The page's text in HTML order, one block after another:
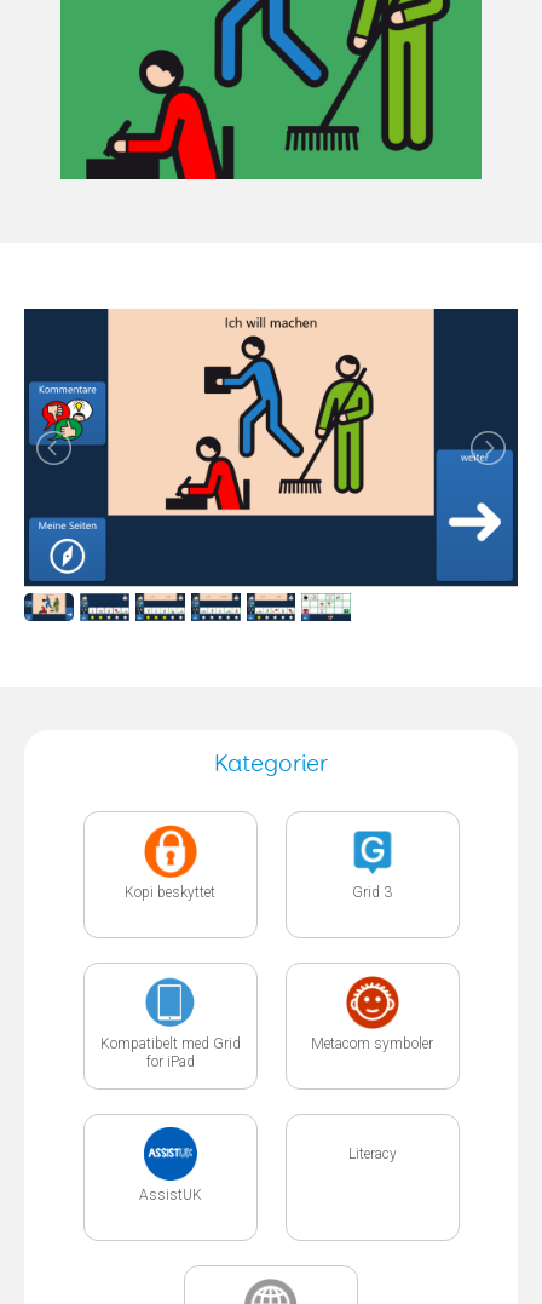
Kategorier
Kopi beskyttet Grid 3
Kompatibelt med Grid
for iPad
Metacom symboler
AssistUK
Literacy